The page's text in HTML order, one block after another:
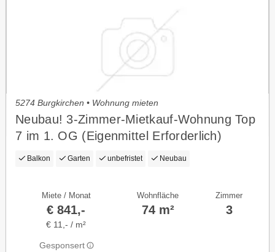
5274 Burgkirchen • Wohnung mieten
Neubau! 3-Zimmer-Mietkauf-Wohnung Top
7 im 1. OG (Eigenmittel Erforderlich)
Balkon Garten unbefristet Neubau
Miete / Monat
€ 841,-
€ 11,- / m²
Gesponsert
Wohnfläche
74 m²
Zimmer
3